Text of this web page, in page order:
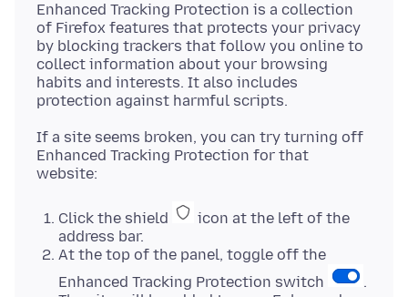
Enhanced Tracking Protection is a collection
of Firefox features that protects your privacy
by blocking trackers that follow you online to
collect information about your browsing
habits and interests. It also includes
If a site seems broken, you can try turning off
Enhanced Tracking Protection for that
Click the shield
icon at the left of the
address bar.
At the top of the panel, toggle off the
Enhanced Tracking Protection switch
.